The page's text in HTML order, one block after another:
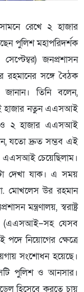
রেখে ২ হাজার
পুলিশ মহাপরিদর্শক
জনপ্রশাসন
রহমানের সঙ্গে বৈঠক
তিনি বলেন,
হাজার নতুন এএসআই
২ হাজার এএসআই
যতো দ্রুত সম্ভব এই
এএসআই চেয়েছিলাম।
দেখা যাক। এ সময়
মোখলেস উর রহমান
মন্ত্রণালয়, স্বরাষ্ট্র
(এএসআই–সহ যেসব
নিয়োগের ক্ষেত্রে
সংশোধন হয়েছে।
পুলিশ ও আনসার।
হিসেবে করতে চায়